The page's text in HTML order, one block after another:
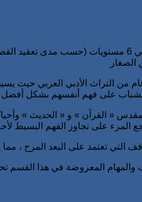
مع
الأدبي العربي حيث
القرآن » و « الحديث » وأحيانًا